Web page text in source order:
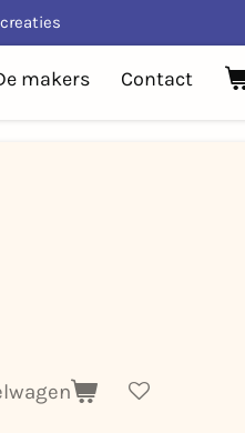
makers Contact